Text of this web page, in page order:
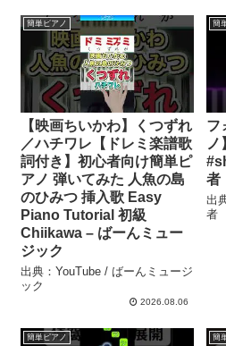
簡単ピアノ
【映画ちいかわ】くつずれ
／ハチワレ【ドレミ楽譜歌
詞付き】初心者向け簡単ピ
アノ 弾いてみた 人魚の島
のひみつ 挿入歌 Easy
Piano Tutorial 初級
Chiikawa – ばーんミュー
ジック
出典：YouTube / ばーんミュージ
ック
2026.08.06
簡
フ
者
出
者
簡単ピアノ 簡